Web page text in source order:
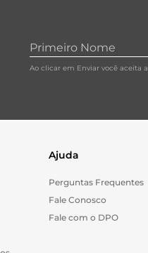
Ao clicar em Enviar você aceita a
Ajuda
Perguntas Frequentes
Fale Conosco
Fale com o DPO